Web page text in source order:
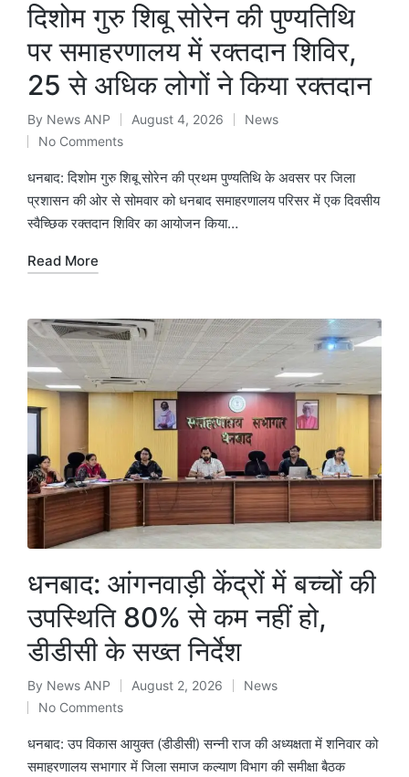
दिशोम गुरु शिबू सोरेन की पुण्यतिथि
पर समाहरणालय में रक्तदान शिविर,
25 से अधिक लोगों ने किया रक्तदान
Posted
by
By News ANP August 4, 2026
Posted
News
No Comments
धनबाद: दिशोम गुरु शिबू सोरेन की प्रथम पुण्यतिथि के अवसर पर जिला
प्रशासन की ओर से सोमवार को धनबाद समाहरणालय परिसर में एक दिवसीय
स्वैच्छिक रक्तदान शिविर का आयोजन किया…
Read More
धनबाद: आंगनवाड़ी केंद्रों में बच्चों की
उपस्थिति 80% से कम नहीं हो,
डीडीसी के सख्त निर्देश
Posted
by
By News ANP August 2, 2026
Posted
News
No Comments
धनबाद: उप विकास आयुक्त (डीडीसी) सन्नी राज की अध्यक्षता में शनिवार को
समाहरणालय सभागार में जिला समाज कल्याण विभाग की समीक्षा बैठक